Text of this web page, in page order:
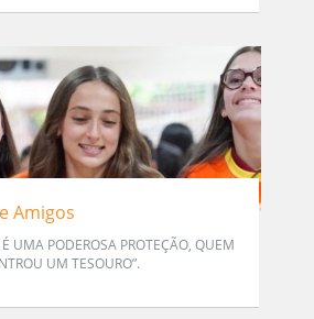
Amigos
UMA PODEROSA PROTEÇÃO, QUEM
UM TESOURO”.